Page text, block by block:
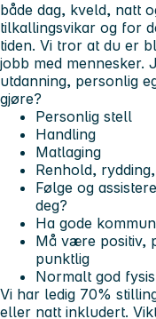
både dag, kveld, natt
tilkallingsvikar og for
tiden. Vi tror at du er
jobb med mennesker.
utdanning, personlig
gjøre?
Personlig stell
Handling
Matlaging
Renhold,
Følge og
deg?
Ha gode
Må være positiv,
punktlig
Normalt god
Vi har ledig 70%
eller natt inkludert.